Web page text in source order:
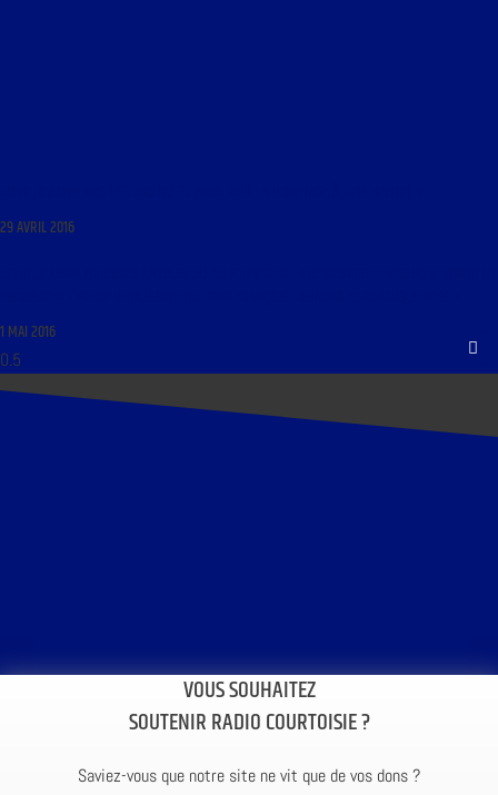
29 AVRIL 2016
1 MAI 2016
VOUS SOUHAITEZ
SOUTENIR RADIO COURTOISIE ?
Saviez-vous que notre site ne vit que de vos dons ?